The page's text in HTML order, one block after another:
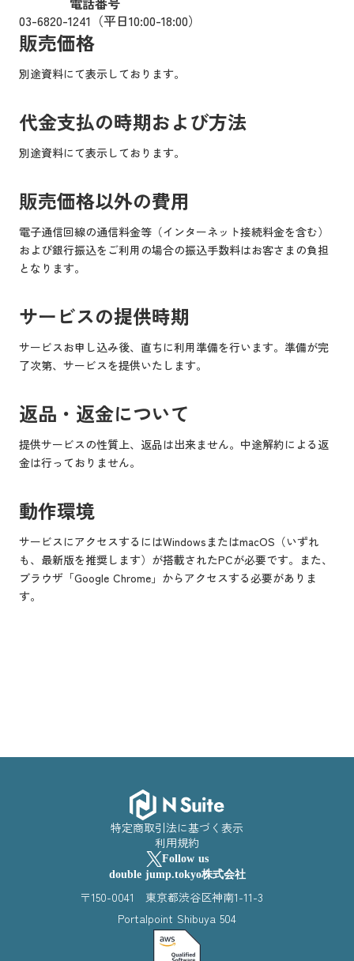
03-6820-1241（平日10:00-18:00）
販売価格
別途資料にて表示しております。
代金支払の時期および方法
別途資料にて表示しております。
販売価格以外の費用
電子通信回線の通信料金等（インターネット接続料金を含む）
および銀行振込をご利用の場合の振込手数料はお客さまの負担
となります。
サービスの提供時期
サービスお申し込み後、直ちに利用準備を行います。準備が完
了次第、サービスを提供いたします。
返品・返金について
提供サービスの性質上、返品は出来ません。中途解約による返
金は行っておりません。
動作環境
サービスにアクセスするにはWindowsまたはmacOS（いずれ
も、最新版を推奨します）が搭載されたPCが必要です。また、
ブラウザ「Google Chrome」からアクセスする必要がありま
す。
特定商取引法に基づく表示
利用規約
Follow us
double jump.tokyo株式会社
〒150-0041 東京都渋谷区神南1-11-3
Portalpoint Shibuya 504